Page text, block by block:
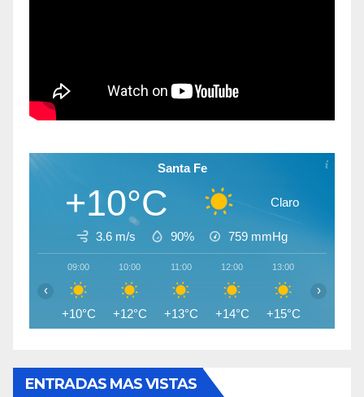
Santa Fe
+10°C Claro
3.6 m/s 90% 759 mmHg
09:00
+10°C
10:00
+12°C
11:00
+13°C
12:00
+14°C
13:00
+15°C
‹ ›
ENTRADAS MAS VISTAS